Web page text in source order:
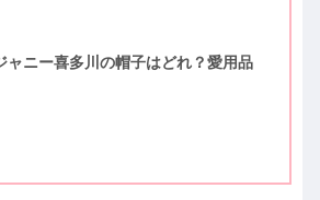
ャニー喜多川の帽子はどれ？愛用品